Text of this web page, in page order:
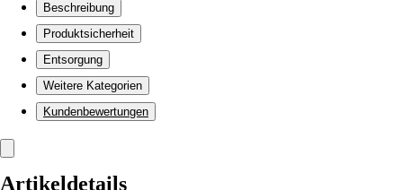
Beschreibung
Produktsicherheit
Entsorgung
Weitere Kategorien
Kundenbewertungen
Artikeldetails